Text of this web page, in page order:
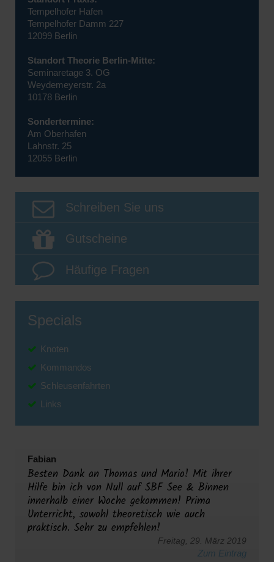
Tempelhofer Hafen
Tempelhofer Damm 227
12099 Berlin
Standort Theorie Berlin-Mitte:
Seminaretage 3. OG
Weydemeyerstr. 2a
10178 Berlin
Sondertermine:
Am Oberhafen
Lahnstr. 25
12055 Berlin
Schreiben Sie uns
Gutscheine
Häufige Fragen
Specials
Knoten
Kommandos
Schleusenfahrten
Links
Fabian
Besten Dank an Thomas und Mario! Mit ihrer
Hilfe bin ich von Null auf SBF See & Binnen
innerhalb einer Woche gekommen! Prima
Unterricht, sowohl theoretisch wie auch
praktisch. Sehr zu empfehlen!
Freitag, 29. März 2019
Zum Eintrag